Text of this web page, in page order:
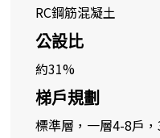
RC鋼筋混凝土
公設比
約31%
梯戶規劃
標準層，一層4-8戶